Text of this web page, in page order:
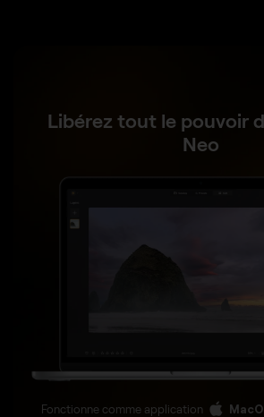
Libérez tout le pouvoir
Neo
Fonctionne comme application